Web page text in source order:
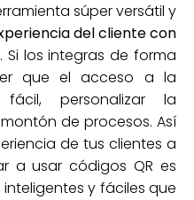
súper versátil y
del cliente con
los integras de forma
que el acceso a la
personalizar la
de procesos. Así
de tus clientes a
a usar códigos QR es
y fáciles que